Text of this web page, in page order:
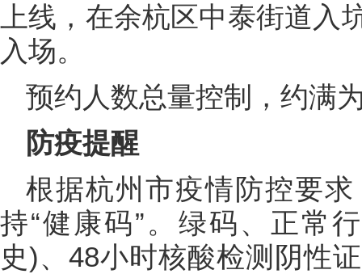
上线，在余杭区中泰街道
入场。
预约人数总量控制，约满
防疫提醒
根据杭州市疫情防控要
持“健康码”。绿码、正常
史)、48小时核酸检测阴性